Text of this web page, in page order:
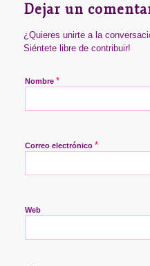
Dejar un
¿Quieres unirte a la
Siéntete libre de contribuir!
Nombre *
Correo electrónico *
Web